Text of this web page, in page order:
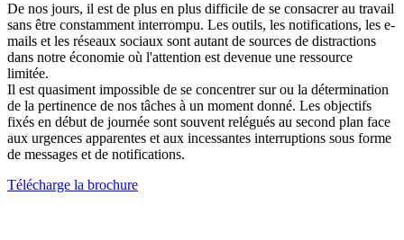
De nos jours, il est de plus en plus difficile de se consacrer au travail
sans être constamment interrompu. Les outils, les notifications, les e-
mails et les réseaux sociaux sont autant de sources de distractions
dans notre économie où l'attention est devenue une ressource
limitée.
Il est quasiment impossible de se concentrer sur ou la détermination
de la pertinence de nos tâches à un moment donné. Les objectifs
fixés en début de journée sont souvent relégués au second plan face
aux urgences apparentes et aux incessantes interruptions sous forme
de messages et de notifications.
Télécharge la brochure